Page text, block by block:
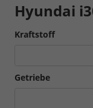
Hyundai
Kraftstoff
Getriebe